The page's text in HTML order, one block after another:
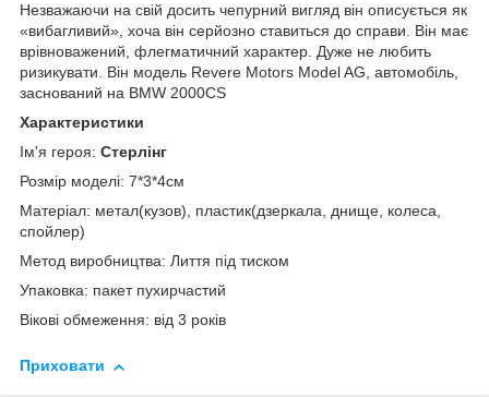
Незважаючи на свій досить чепурний вигляд він описується як
«вибагливий», хоча він серйозно ставиться до справи. Він має
врівноважений, флегматичний характер. Дуже не любить
ризикувати. Він модель Revere Motors Model AG, автомобіль,
заснований на BMW 2000CS
Характеристики
Ім'я героя: Стерлінг
Розмір моделі: 7*3*4см
Матеріал: метал(кузов), пластик(дзеркала, днище, колеса,
спойлер)
Метод виробництва: Лиття під тиском
Упаковка: пакет пухирчастий
Вікові обмеження: від 3 років
Приховати